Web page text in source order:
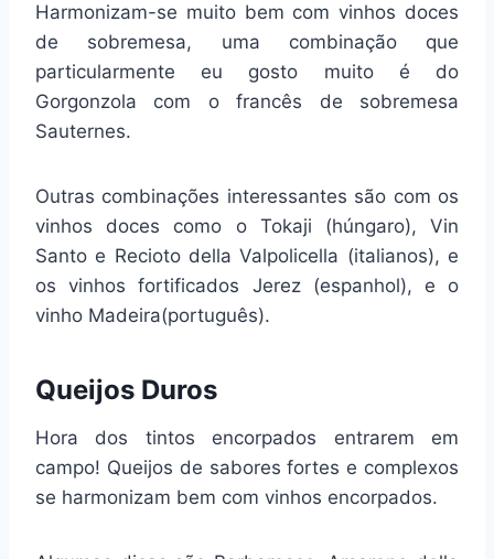
Harmonizam-se muito bem com vinhos doces
de sobremesa, uma combinação que
particularmente eu gosto muito é do
Gorgonzola com o francês de sobremesa
Sauternes.
Outras combinações interessantes são com os
vinhos doces como o Tokaji (húngaro), Vin
Santo e Recioto della Valpolicella (italianos), e
os vinhos fortificados Jerez (espanhol), e o
vinho Madeira(português).
Queijos Duros
Hora dos tintos encorpados entrarem em
campo! Queijos de sabores fortes e complexos
se harmonizam bem com vinhos encorpados.